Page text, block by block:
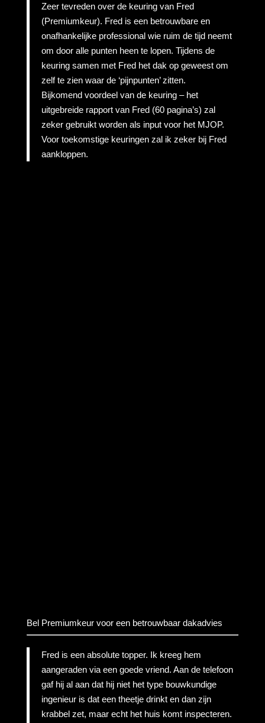
Zeer tevreden over de keuring van Fred
(Premiumkeur). Fred is een betrouwbare en
onafhankelijke professional wie ruim de tijd neemt
om door alle punten heen te lopen. Tijdens de
keuring samen met Fred het dak op geweest om
zelf te zien waar de ‘pijnpunten’ zitten.
Bijkomend voordeel van de keuring – het
uitgebreide rapport van Fred (60 pagina’s) zal
zeker gebruikt worden als input voor het MJOP.
Voor toekomstige keuringen zal ik zeker bij Fred
aankloppen.
Bel Premiumkeur voor een betrouwbaar dakadvies
Fred is een absolute topper. Ik kreeg hem
aangeraden via een goede vriend. Aan de telefoon
gaf hij al aan dat hij niet het type bouwkundige
ingenieur is dat een theetje drinkt en dan zijn
krabbel zet, maar echt het huis komt inspecteren.